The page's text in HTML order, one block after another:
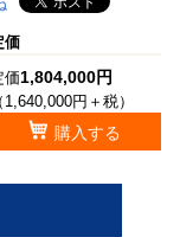
価
価1,804,000円
1,640,000円＋税）
購入する